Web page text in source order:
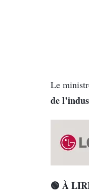
Le
de
🟢 À